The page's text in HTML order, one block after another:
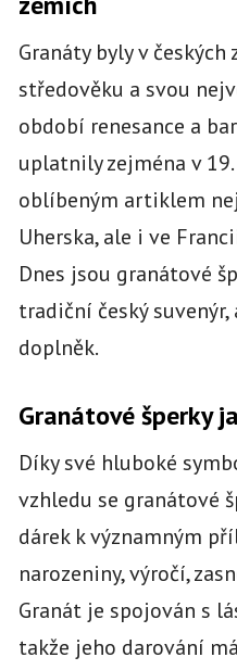
Granáty byly v českých
středověku a svou
období renesance a
uplatnily zejména v
oblíbeným artiklem
Uherska, ale i ve
Dnes jsou granátové
tradiční český
doplněk.
Granátové šperky
Díky své hluboké
vzhledu se granátové
dárek k významným
narozeniny, výročí,
Granát je spojován s
takže jeho darování